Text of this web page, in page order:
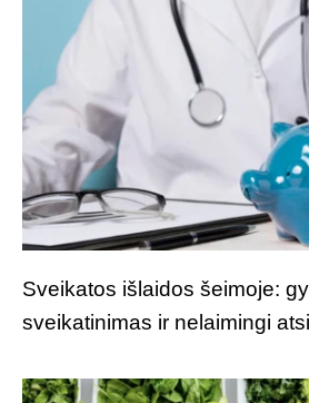
Sveikatos išlaidos šeimoje:
sveikatinimas ir nelaimingi